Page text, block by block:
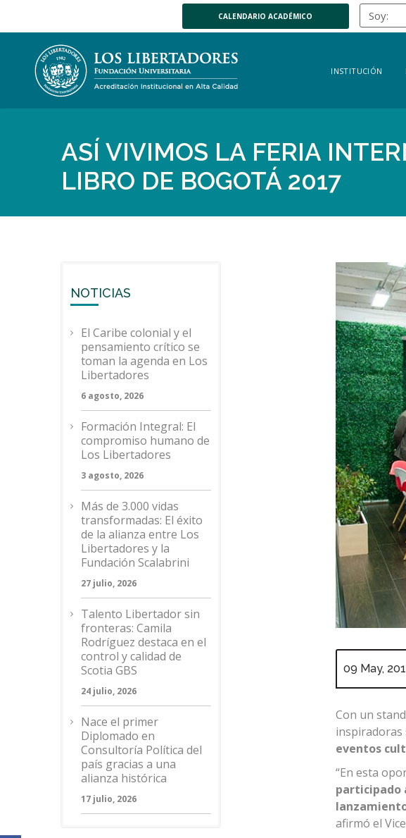
CALENDARIO ACADÉMICO
INSTITUCIÓN
ASÍ VIVIMOS LA FERIA
LIBRO DE BOGOTÁ 2017
09 May,
Con un
inspiradoras
eventos
“En esta
participado
afirmó el
NOTICIAS
El Caribe colonial y el
pensamiento crítico se
toman la agenda en Los
Libertadores
6 agosto, 2026
Formación Integral: El
compromiso humano de
Los Libertadores
3 agosto, 2026
Más de 3.000 vidas
transformadas: El éxito
de la alianza entre Los
Libertadores y la
Fundación Scalabrini
27 julio, 2026
Talento Libertador sin
fronteras: Camila
Rodríguez destaca en el
control y calidad de
Scotia GBS
24 julio, 2026
Nace el primer
Diplomado en
Consultoría Política del
país gracias a una
alianza histórica
17 julio, 2026